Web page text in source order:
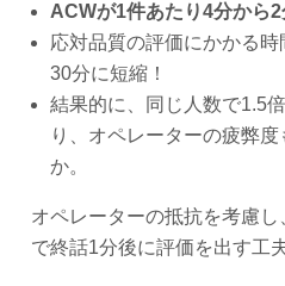
ACWが1件あたり4分から2
応対品質の評価にかかる
30分に短縮！
結果的に、同じ人数で1.5
り、オペレーターの疲弊
か。
オペレーターの抵抗を考慮し
で終話1分後に評価を出す工夫